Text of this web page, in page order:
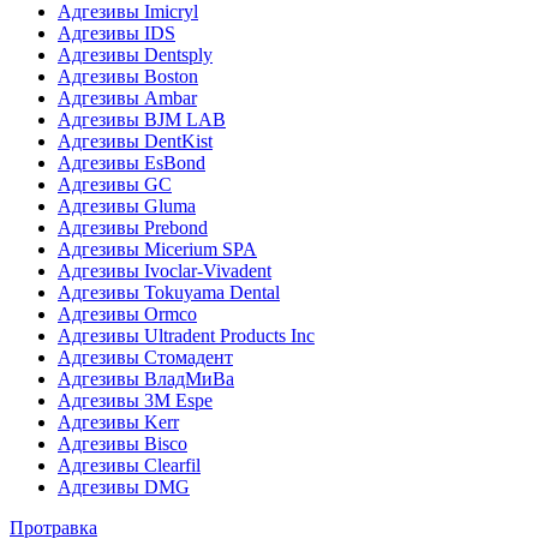
Адгезивы Imicryl
Адгезивы IDS
Адгезивы Dentsply
Адгезивы Boston
Адгезивы Ambar
Адгезивы BJM LAB
Адгезивы DentKist
Адгезивы EsBond
Адгезивы GC
Адгезивы Gluma
Адгезивы Prebond
Адгезивы Micerium SPA
Адгезивы Ivoclar-Vivadent
Адгезивы Tokuyama Dental
Адгезивы Ormco
Адгезивы Ultradent Products Inc
Адгезивы Стомадент
Адгезивы ВладМиВа
Адгезивы 3M Espe
Адгезивы Kerr
Адгезивы Bisco
Адгезивы Clearfil
Адгезивы DMG
Протравка